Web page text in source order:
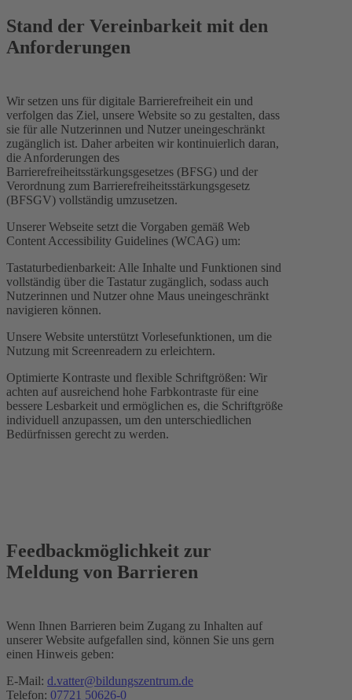
Stand der Vereinbarkeit mit den
Anforderungen
Wir setzen uns für digitale Barrierefreiheit ein und
verfolgen das Ziel, unsere Website so zu gestalten, dass
sie für alle Nutzerinnen und Nutzer uneingeschränkt
zugänglich ist. Daher arbeiten wir kontinuierlich daran,
die Anforderungen des
Barrierefreiheitsstärkungsgesetzes (BFSG) und der
Verordnung zum Barrierefreiheitsstärkungsgesetz
(BFSGV) vollständig umzusetzen.
Unserer Webseite setzt die Vorgaben gemäß Web
Content Accessibility Guidelines (WCAG) um:
Tastaturbedienbarkeit: Alle Inhalte und Funktionen sind
vollständig über die Tastatur zugänglich, sodass auch
Nutzerinnen und Nutzer ohne Maus uneingeschränkt
navigieren können.
Unsere Website unterstützt Vorlesefunktionen, um die
Nutzung mit Screenreadern zu erleichtern.
Optimierte Kontraste und flexible Schriftgrößen: Wir
achten auf ausreichend hohe Farbkontraste für eine
bessere Lesbarkeit und ermöglichen es, die Schriftgröße
individuell anzupassen, um den unterschiedlichen
Bedürfnissen gerecht zu werden.
Feedbackmöglichkeit zur
Meldung von Barrieren
Wenn Ihnen Barrieren beim Zugang zu Inhalten auf
unserer Website aufgefallen sind, können Sie uns gern
einen Hinweis geben:
E-Mail: d.vatter@bildungszentrum.de
Telefon: 07721 50626-0